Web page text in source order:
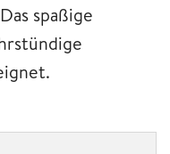
spaßige